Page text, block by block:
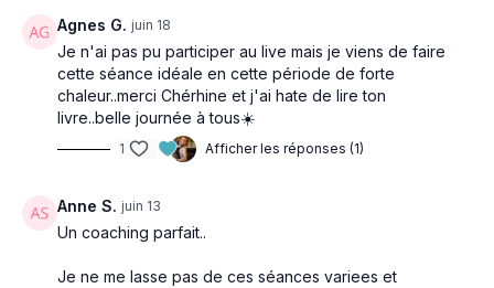
après avoir bougé ensemble !
À très bientôt,
Cherhine & Fenouil 🐾
Vos coachs deKinepilates.tv
Agnes G. juin 18
Je n'ai pas pu participer au live mais je viens de faire
cette séance idéale en cette période de forte
chaleur..merci Chérhine et j'ai hate de lire ton
livre..belle journée à tous☀️
1 Afficher les réponses (1)
Anne S. juin 13
Un coaching parfait..
Je ne me lasse pas de ces séances variees et